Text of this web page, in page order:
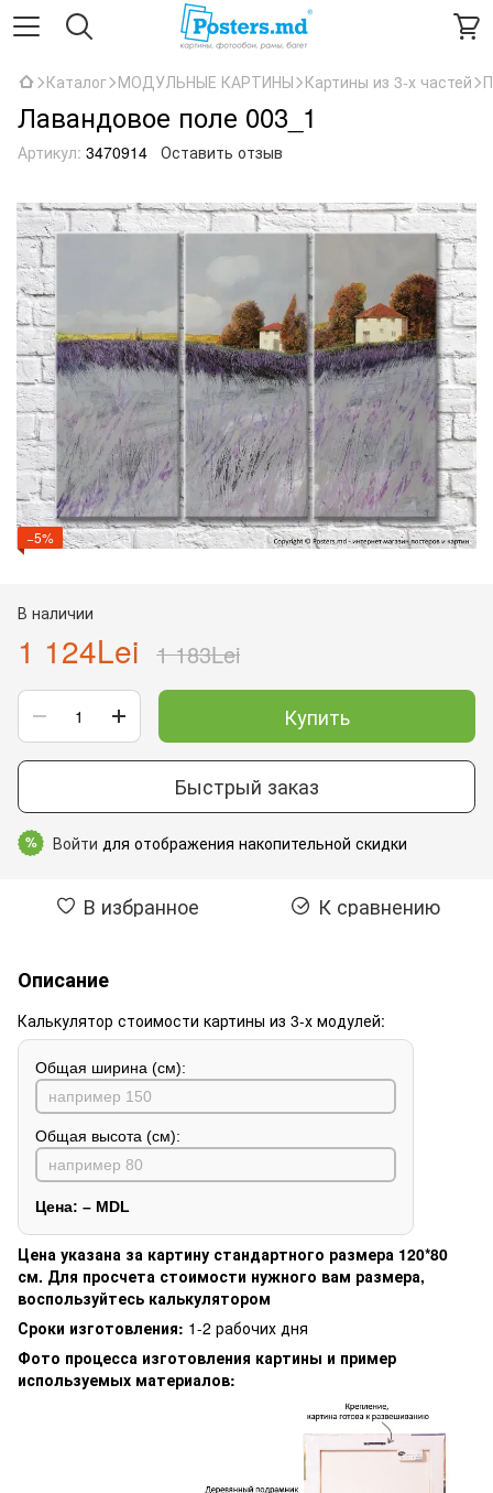
Каталог МОДУЛЬНЫЕ КАРТИНЫ Картины из 3-х частей
Лавандовое поле 003_1
Артикул: 3470914 Оставить отзыв
−5%
В наличии
1 124Lei 1 183Lei
Купить
Быстрый заказ
% Войти для отображения накопительной скидки
В избранное К сравнению
Описание
Калькулятор стоимости картины из 3-х модулей:
Общая ширина (см):
Общая высота (см):
Цена: – MDL
Цена указана за картину стандартного размера 120*80
см. Для просчета стоимости нужного вам размера,
воспользуйтесь калькулятором
Сроки изготовления: 1-2 рабочих дня
Фото процесса изготовления картины и пример
используемых материалов: